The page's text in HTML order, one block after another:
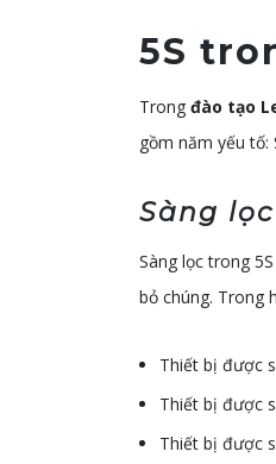
5S
Trong đào tạo
gồm năm yếu tố:
Sàng lọc
Sàng lọc trong
bỏ chúng. Trong
Thiết bị được
Thiết bị được
Thiết bị được